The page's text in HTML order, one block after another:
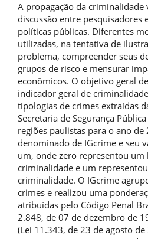
A propagação da criminalidade
discussão entre pesquisadores
políticas públicas. Diferentes
utilizadas, na tentativa de
problema, compreender seus
grupos de risco e mensurar
econômicos. O objetivo geral
indicador geral de
tipologias de crimes extraídas
Secretaria de Segurança
regiões paulistas para o ano
denominado de IGcrime e seu
um, onde zero representou um
criminalidade e um
criminalidade. O IGcrime
crimes e realizou uma
atribuídas pelo Código Penal
2.848, de 07 de dezembro de
(Lei 11.343, de 23 de agosto